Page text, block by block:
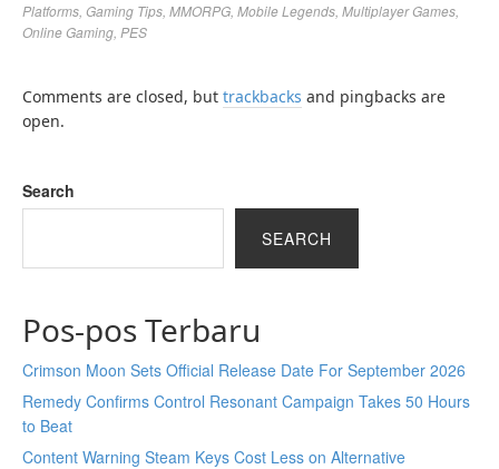
Platforms Gaming Tips MMORPG Mobile Legends Multiplayer Games
Online Gaming PES
Comments are closed, but trackbacks and pingbacks are
open.
Search
SEARCH
Pos-pos Terbaru
Crimson Moon Sets Official Release Date For September 2026
Remedy Confirms Control Resonant Campaign Takes 50 Hours
to Beat
Content Warning Steam Keys Cost Less on Alternative